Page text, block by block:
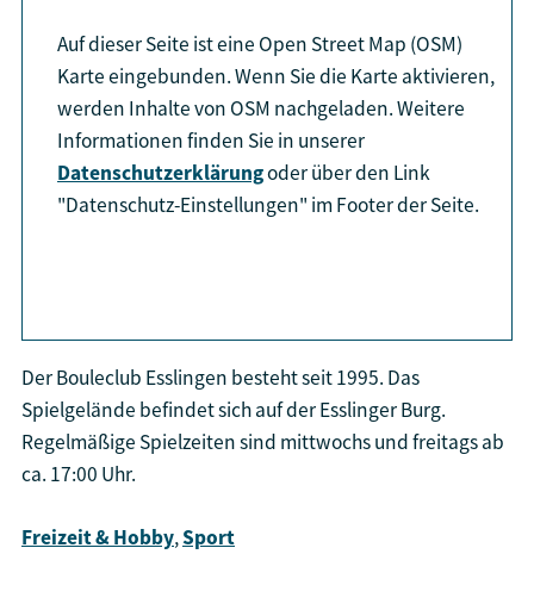
Auf dieser Seite ist eine Open Street Map (OSM)
Karte eingebunden. Wenn Sie die Karte aktivieren,
werden Inhalte von OSM nachgeladen. Weitere
Informationen finden Sie in unserer
Datenschutzerklärungoder über den Link
"Datenschutz-Einstellungen" im Footer der Seite.
Der Bouleclub Esslingen besteht seit 1995. Das
Spielgelände befindet sich auf der Esslinger Burg.
Regelmäßige Spielzeiten sind mittwochs und freitags ab
ca. 17:00 Uhr.
Freizeit & Hobby,Sport